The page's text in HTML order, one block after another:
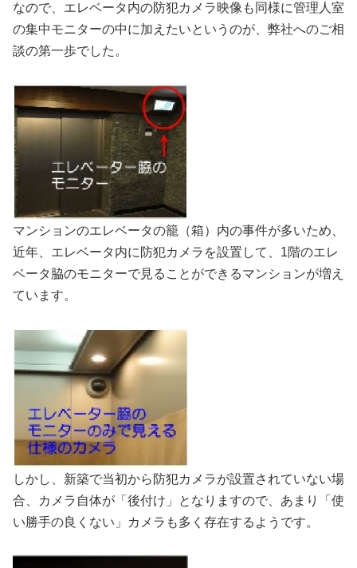
なので、エレベータ内の防犯カメラ映像も同様に管理人室
の集中モニターの中に加えたいというのが、弊社へのご相
談の第一歩でした。
マンションのエレベータの籠（箱）内の事件が多いため、
近年、エレベータ内に防犯カメラを設置して、1階のエレ
ベータ脇のモニターで見ることができるマンションが増え
ています。
しかし、新築で当初から防犯カメラが設置されていない場
合、カメラ自体が「後付け」となりますので、あまり「使
い勝手の良くない」カメラも多く存在するようです。